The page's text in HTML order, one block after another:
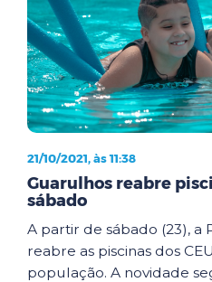
21/10/2021, às 11:38
Guarulhos reabre
sábado
A partir de sábado (23),
reabre as piscinas dos
população. A novidade